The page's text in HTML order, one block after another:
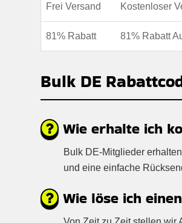
Frei Versand Kostenloser
81% Rabatt 81% Rabatt
Bulk DE
Wie erhalte ich
Bulk DE-Mitglieder
und eine einfache
Wie löse ich